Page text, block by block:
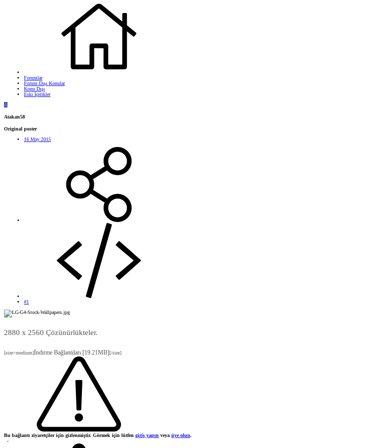
Forumlar
Forum Dışı Konular
Konu Dışı
Eski İçerikler
A
Atakan58
Original poster
16 May 2015
#1
2880 x 2560 Çözünürlükteler.
[size=medium]İndirme Bağlantıları [19.21MB][/size]
Bu bağlantı ziyaretçiler için gizlenmiştir. Görmek için lütfen giriş yapın veya üye olun.
-